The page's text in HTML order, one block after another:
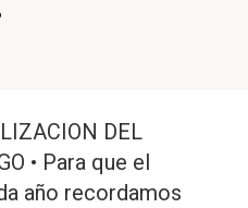
DEL
• Para que el
año recordamos